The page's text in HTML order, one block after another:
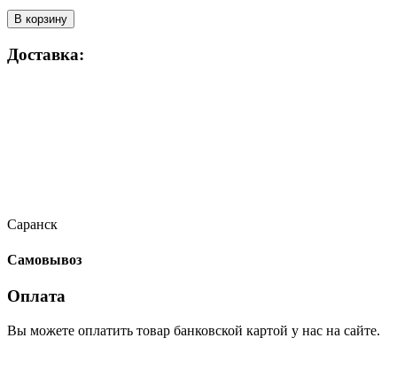
В корзину
Доставка:
Саранск
Самовывоз
Оплата
Вы можете оплатить товар банковской картой у нас на сайте.